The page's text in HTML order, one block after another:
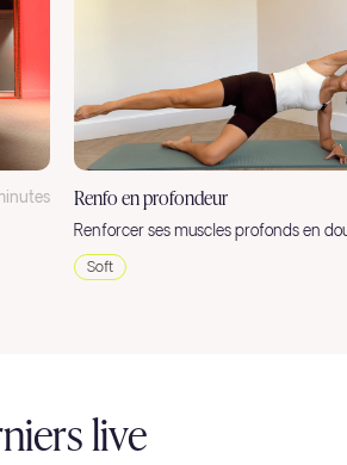
Renfo en profondeur
Renforcer ses muscles profonds en
Soft
live